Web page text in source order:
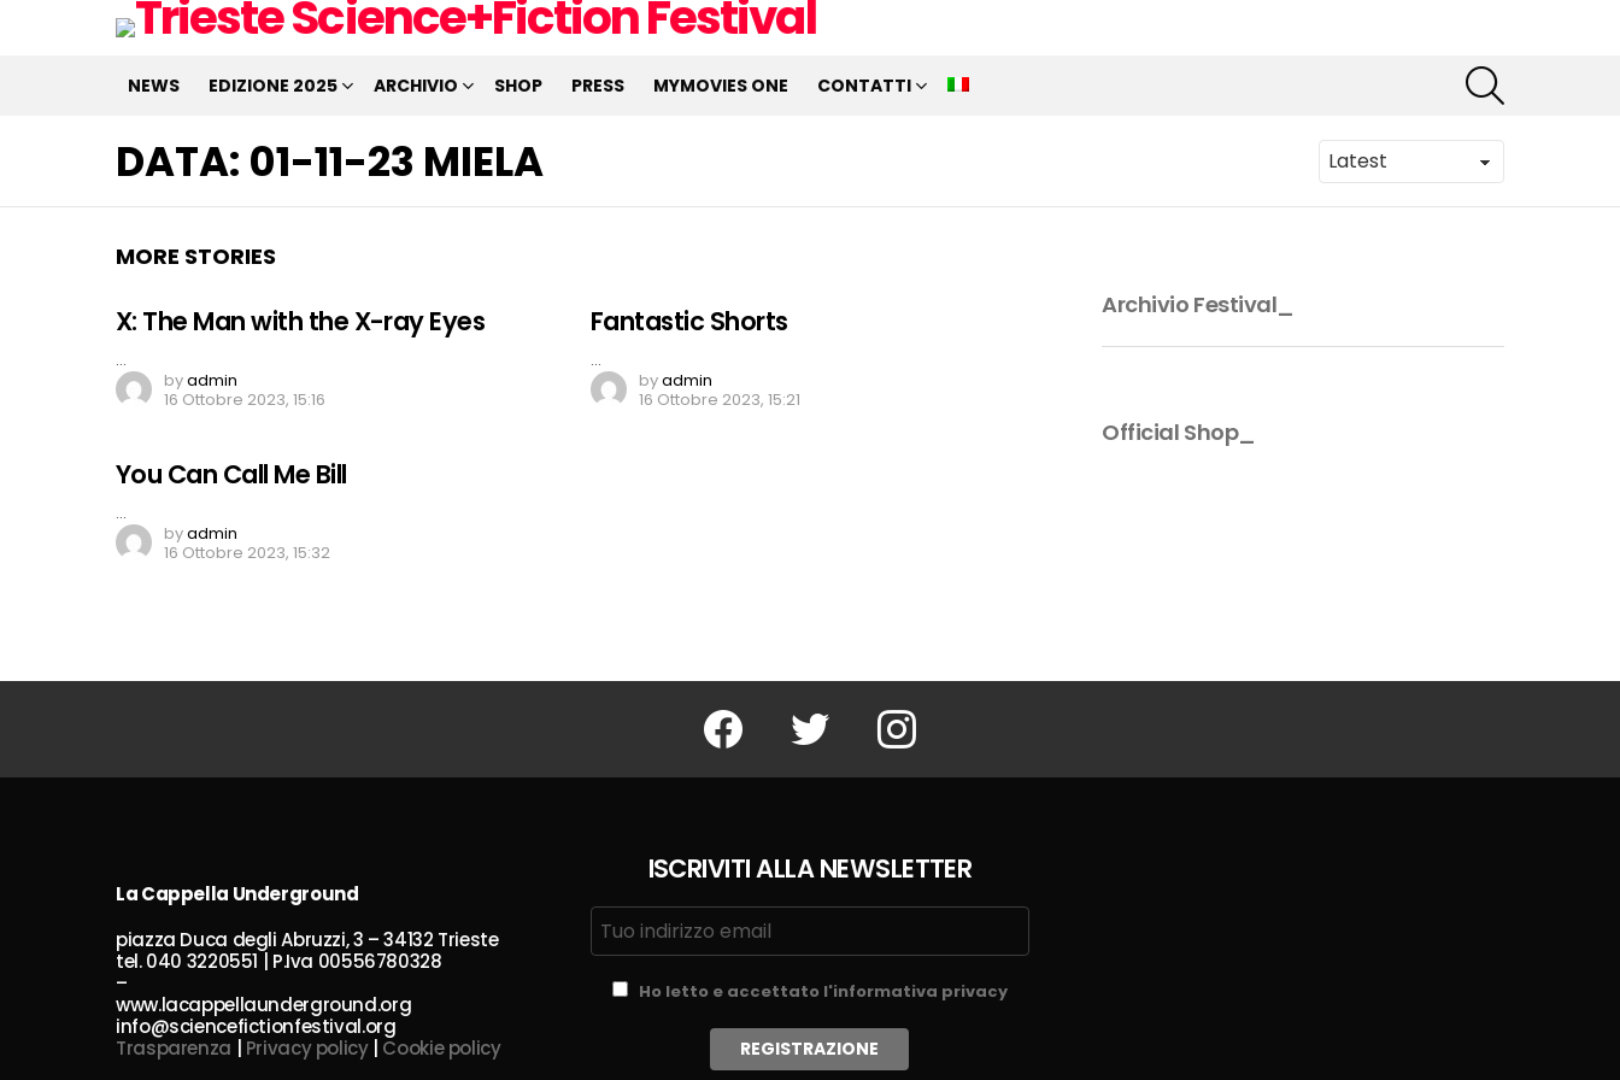
NEWS EDIZIONE 2025 ARCHIVIO SHOP PRESS MYMOVIES ONE CONTATTI
DATA: 01-11-23 MIELA
MORE STORIES
X: The Man with the X-ray Eyes
…
byadmin
16 Ottobre 2023, 15:16
Fantastic Shorts
…
byadmin
16 Ottobre 2023, 15:21
You Can Call Me Bill
…
byadmin
16 Ottobre 2023, 15:32
Archivio Festival_
Official Shop_
Facebook Twitter Instagram
La Cappella Underground
piazza Duca degli Abruzzi, 3 – 34132 Trieste
tel. 040 3220551 | P.Iva 00556780328
–
www.lacappellaunderground.org
info@sciencefictionfestival.org
Trasparenza
Privacy policy| Cookie policy
ISCRIVITI ALLA NEWSLETTER
Ho letto e accettato l'informativa privacy